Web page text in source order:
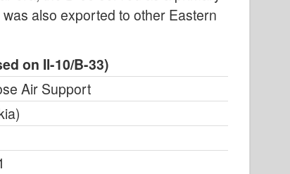
also exported to other Eastern
on Il-10/B-33)
Air Support